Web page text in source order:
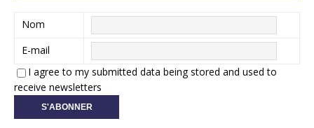
Nom
E-mail
I agree to my submitted data being stored and used to
receive newsletters